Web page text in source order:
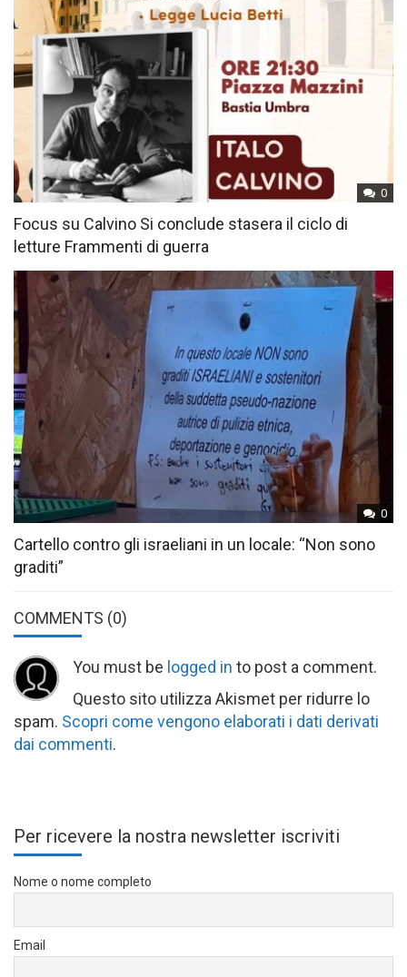
0
Focus su Calvino Si conclude stasera il ciclo di
letture Frammenti di guerra
0
Cartello contro gli israeliani in un locale: “Non sono
graditi”
COMMENTS (0)
You must be logged in to post a comment.
Questo sito utilizza Akismet per ridurre lo
spam. Scopri come vengono elaborati i dati derivati
dai commenti.
Per ricevere la nostra newsletter iscriviti
Nome o nome completo
Email